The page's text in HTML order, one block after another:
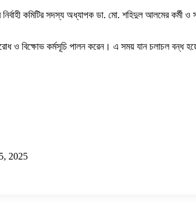
কমিটির সদস্য অধ্যাপক ডা. মো. শহিদুল আলমের
ও বিক্ষোভ কর্মসূচি পালন করেন। এ সময় যান চলাচল বন্ধ
2025